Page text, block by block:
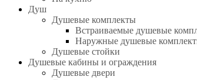
Душ
Душевые комплекты
Встраиваемые душевые
Наружные душевые
Душевые стойки
Душевые кабины и ограждения
Душевые двери